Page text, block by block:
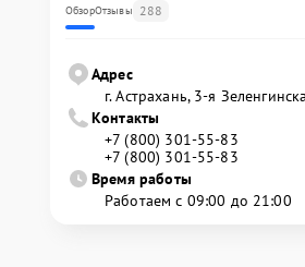
ОбзорОтзывы 288
Адрес
г. Астрахань, 3-я
Контакты
+7 (800) 301-55-83
+7 (800) 301-55-83
Время работы
Работаем с 09:00 до 21:00